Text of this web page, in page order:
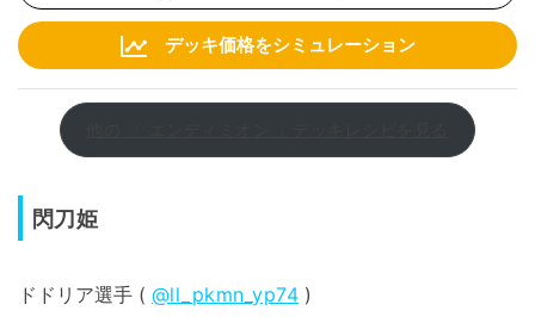
デッキ価格をシミュレーション
閃刀姫
ドドリア選手 ( @ll_pkmn_yp74 )